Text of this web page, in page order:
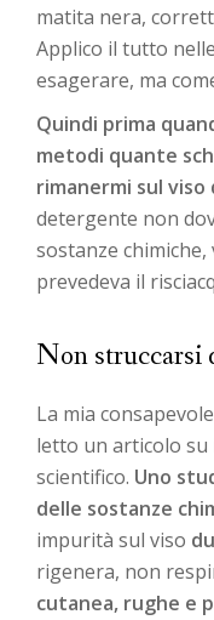
matita nera,
Applico il tutto
esagerare, ma
Quindi prima
metodi quante
rimanermi sul
detergente non
sostanze chimiche,
prevedeva il
Non struccarsi
La mia
letto un articolo
scientifico. Uno
delle sostanze
impurità sul viso
rigenera, non
cutanea, rughe e